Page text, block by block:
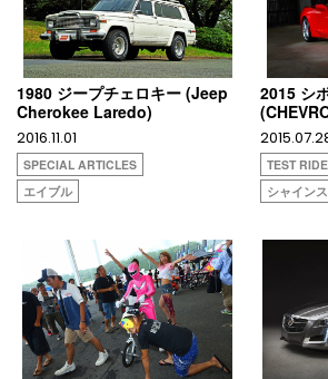
1980 ジープチェロキー (Jeep
Cherokee Laredo)
2016.11.01
SPECIAL ARTICLES
エイブル
2015 シ
TEST RIDE
シャイン